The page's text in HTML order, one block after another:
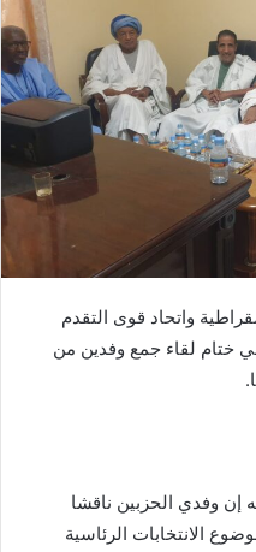
واتحاد قوى التقدم
ختام لقاء جمع وفدين من
إن وفدي الحزبين ناقشا
الانتخابات الرئاسية